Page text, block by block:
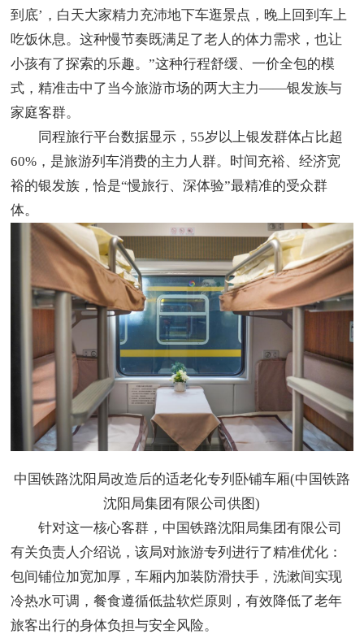
到底’，白天大家精力充沛地下车逛景点，晚上回到车上
吃饭休息。这种慢节奏既满足了老人的体力需求，也让
小孩有了探索的乐趣。”这种行程舒缓、一价全包的模
式，精准击中了当今旅游市场的两大主力——银发族与
家庭客群。
同程旅行平台数据显示，55岁以上银发群体占比超
60%，是旅游列车消费的主力人群。时间充裕、经济宽
裕的银发族，恰是“慢旅行、深体验”最精准的受众群
体。
中国铁路沈阳局改造后的适老化专列卧铺车厢(中国铁路
沈阳局集团有限公司供图)
针对这一核心客群，中国铁路沈阳局集团有限公司
有关负责人介绍说，该局对旅游专列进行了精准优化：
包间铺位加宽加厚，车厢内加装防滑扶手，洗漱间实现
冷热水可调，餐食遵循低盐软烂原则，有效降低了老年
旅客出行的身体负担与安全风险。